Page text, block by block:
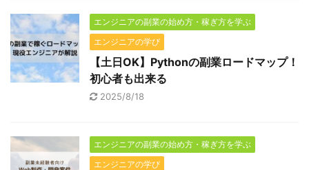
エンジニアの副業の始め方・稼ぎ方を学ぶ
エンジニアの学び
【土日OK】Pythonの副業ロードマップ！
初心者も出来る
2025/8/18
エンジニアの副業の始め方・稼ぎ方を学ぶ
エンジニアの学び